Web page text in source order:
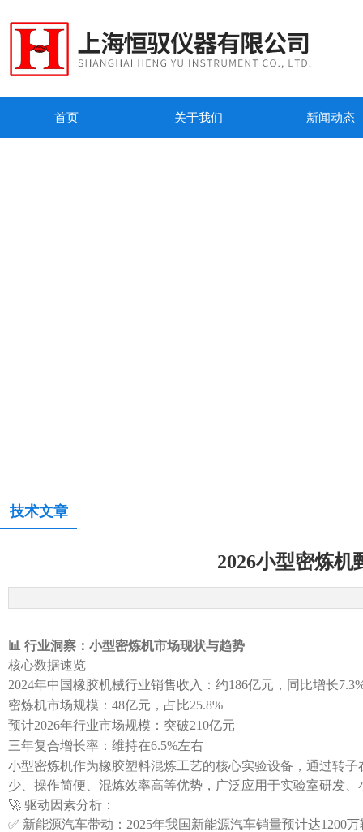
首页 关于我们 新闻动态
技术文章
2026小型密炼
📊 行业洞察：小型密炼机市场现状与趋势
核心数据速览
2024年中国橡胶机械行业销售收入：约186亿元，同比增长
密炼机市场规模：48亿元，占比25.8%
预计2026年行业市场规模：突破210亿元
三年复合增长率：维持在6.5%左右
小型密炼机作为橡胶塑料混炼工艺的核心实验设备，通过转
少、操作简便、混炼效率高等优势，广泛应用于实验室研发
🚀 驱动因素分析：
✅ 新能源汽车带动：2025年我国新能源汽车销量预计达1200